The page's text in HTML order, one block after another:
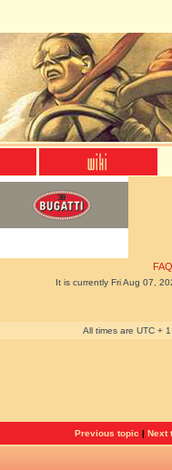
FAQ
It is currently Fri Aug 07,
All times are UTC +
Previous topic | Next